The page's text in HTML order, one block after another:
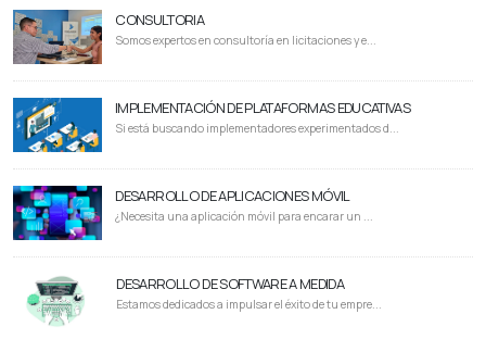
CONSULTORIA
Somos expertos en consultoría en licitaciones y e...
IMPLEMENTACIÓN DE PLATAFORMAS EDUCATIVAS
Si está buscando implementadores experimentados d...
DESARROLLO DE APLICACIONES MÓVIL
¿Necesita una aplicación móvil para encarar un ...
DESARROLLO DE SOFTWARE A MEDIDA
Estamos dedicados a impulsar el éxito de tu empre...